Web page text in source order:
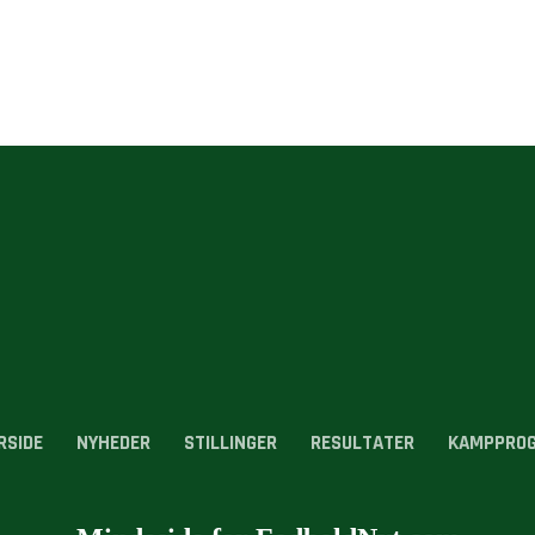
NYHEDER STILLINGER RESULTATER